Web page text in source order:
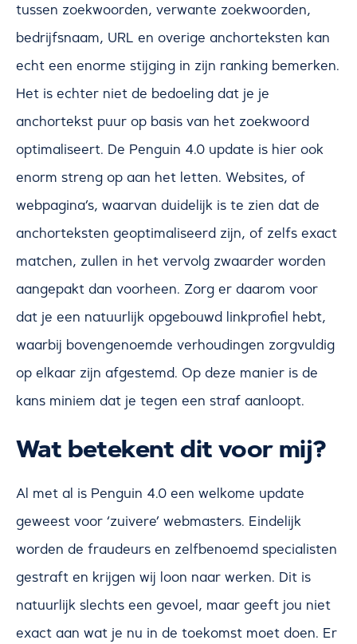
tussen zoekwoorden, verwante zoekwoorden,
bedrijfsnaam, URL en overige anchorteksten kan
echt een enorme stijging in zijn ranking bemerken.
Het is echter niet de bedoeling dat je je
anchortekst puur op basis van het zoekwoord
optimaliseert. De Penguin 4.0 update is hier ook
enorm streng op aan het letten. Websites, of
webpagina’s, waarvan duidelijk is te zien dat de
anchorteksten geoptimaliseerd zijn, of zelfs exact
matchen, zullen in het vervolg zwaarder worden
aangepakt dan voorheen. Zorg er daarom voor
dat je een natuurlijk opgebouwd linkprofiel hebt,
waarbij bovengenoemde verhoudingen zorgvuldig
op elkaar zijn afgestemd. Op deze manier is de
kans miniem dat je tegen een straf aanloopt.
Wat betekent dit voor mij?
Al met al is Penguin 4.0 een welkome update
geweest voor ‘zuivere’ webmasters. Eindelijk
worden de fraudeurs en zelfbenoemd specialisten
gestraft en krijgen wij loon naar werken. Dit is
natuurlijk slechts een gevoel, maar geeft jou niet
exact aan wat je nu in de toekomst moet doen. Er